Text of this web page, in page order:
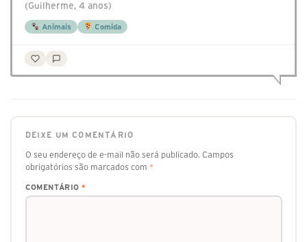
(Guilherme, 4 anos)
Animais Comida
DEIXE UM COMENTÁRIO
O seu endereço de e-mail não será publicado. Campos
obrigatórios são marcados com *
COMENTÁRIO *